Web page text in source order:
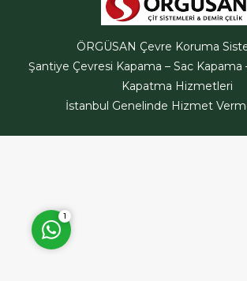
ÖRGÜSAN Teklif Hattı
1
ÖRGÜSAN Çevre Koruma
Şantiye Çevresi Kapama – Sac Kapama
Kapatma Hizmetleri
İstanbul Genelinde Hizmet